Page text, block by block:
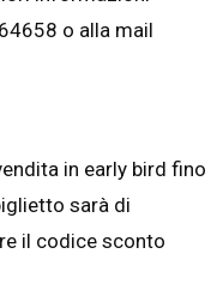
o alla mail
in early bird fino
sarà di
il codice sconto